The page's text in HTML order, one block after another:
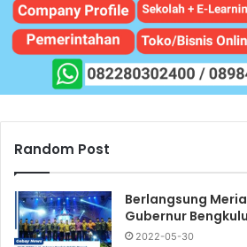
Random Post
Berlangsung
Gubernur Bengkulu
2022-05-30